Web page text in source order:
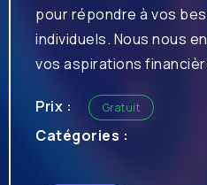
pour répondre à vos
individuels. Nous nous
vos aspirations
Prix : Gratuit
Catégories :